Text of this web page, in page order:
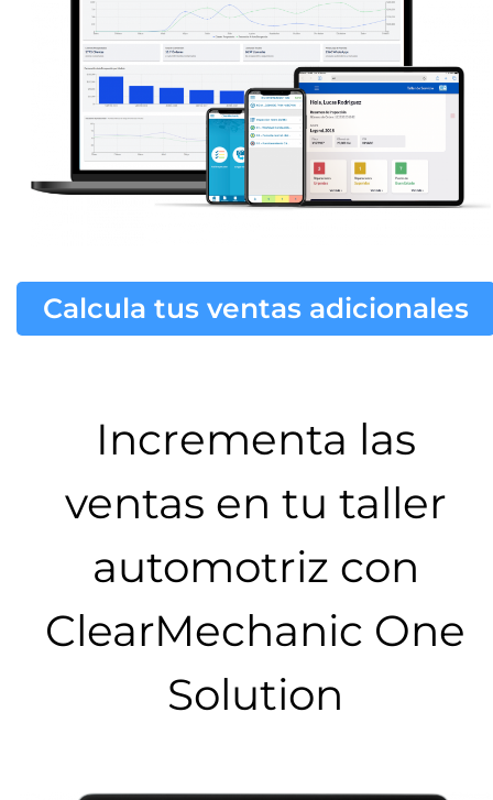
Calcula tus ventas adicionales
Incrementa las
ventas en tu taller
automotriz con
ClearMechanic One
Solution